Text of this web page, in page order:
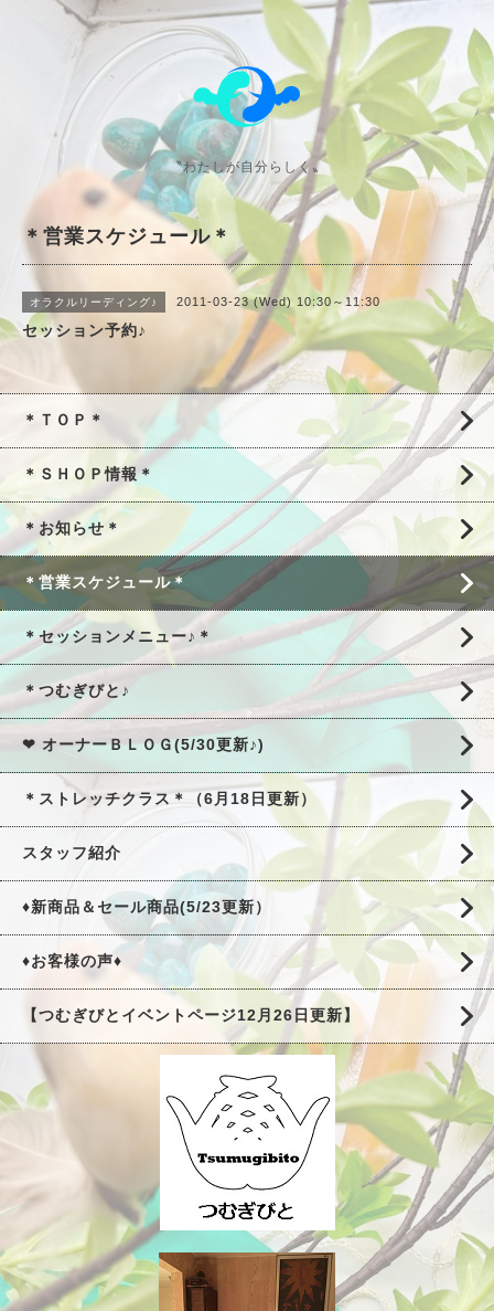
〝わたしが自分らしく〟
＊営業スケジュール＊
オラクルリーディング♪ 2011-03-23 (Wed) 10:30～11:30
セッション予約♪
＊ＴＯＰ＊
＊ＳＨＯＰ情報＊
＊お知らせ＊
＊営業スケジュール＊
＊セッションメニュー♪＊
＊つむぎびと♪
❤ オーナーＢＬＯＧ(5/30更新♪)
＊ストレッチクラス＊（6月18日更新）
スタッフ紹介
♦新商品＆セール商品(5/23更新）
♦お客様の声♦
【つむぎびとイベントページ12月26日更新】